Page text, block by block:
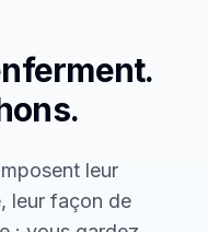
leur
leur façon de